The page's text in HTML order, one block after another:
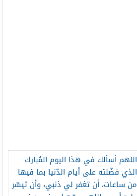
اللهم أسألك في هذا اليوم المُبارك
الذي فضّلته على أيام الدّنيا بما فيها
من ساعات، أن تغفر لي ذنبي، وأن تيسّر